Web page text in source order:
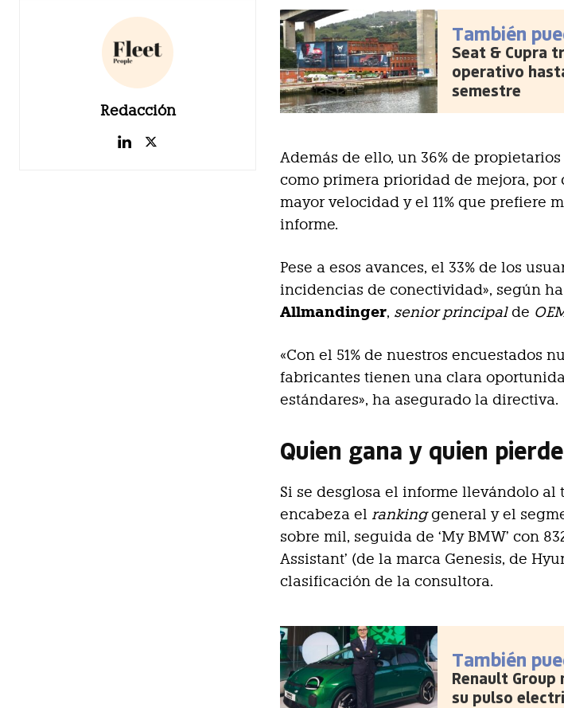
Redacción
También
Seat & Cupra
operativo
semestre
Además de ello, un 36% de
como primera prioridad de mejora, por
mayor velocidad y el 11% que prefiere
informe.
Pese a esos avances, el 33% de los
incidencias de conectividad», según
Allmandinger, senior principalde
«Con el 51% de nuestros encuestados
fabricantes tienen una clara
estándares», ha asegurado la directiva.
Quien gana y quien
Si se desglosa el informe llevándolo al
encabeza el rankinggeneral y el
sobre mil, seguida de ‘My BMW’ con
Assistant’ (de la marca Genesis, de
clasificación de la consultora.
También
Renault
su pulso